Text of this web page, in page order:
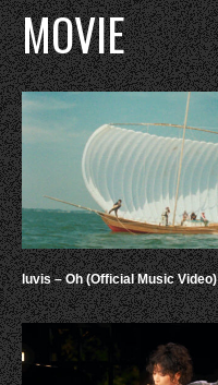
MOVIE
luvis – Oh (Official Music Video)